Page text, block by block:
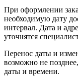
При оформлении
необходимую дату
интервал. Дата и
уточнятся
Перенос даты и
возможно не
даты и времени.